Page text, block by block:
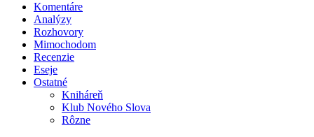
Komentáre
Analýzy
Rozhovory
Mimochodom
Recenzie
Eseje
Ostatné
Kniháreň
Klub Nového Slova
Rôzne